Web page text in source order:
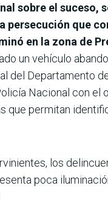
sobre el suceso,
persecución que
en la zona de
un vehículo
del Departamento
Nacional con el
que permitan
los
poca